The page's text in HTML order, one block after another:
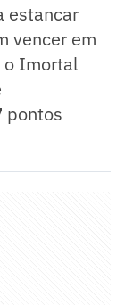
estancar
vencer em
o Imortal
pontos